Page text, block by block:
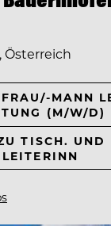
Österreich
MANN
(M/W/D)
TISCH. UND